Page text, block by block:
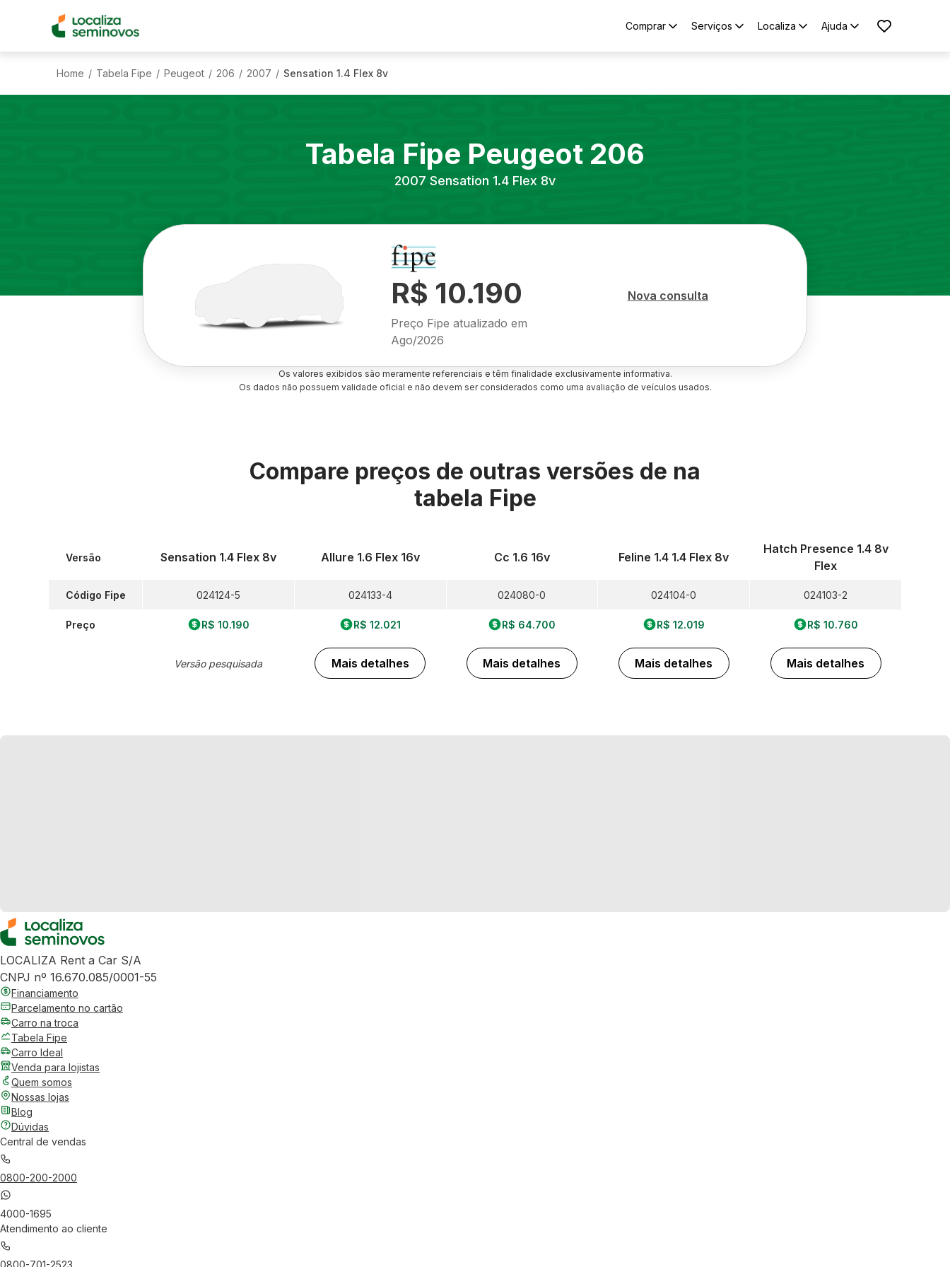
Comprar Serviços Localiza Ajuda
Home / Tabela Fipe / Peugeot / 206 / 2007 / Sensation 1.4 Flex 8v
Tabela Fipe Peugeot 206
2007 Sensation 1.4 Flex 8v
R$ 10.190
Preço Fipe atualizado em
Ago/2026
Nova consulta
Os valores exibidos são meramente referenciais e têm finalidade exclusivamente informativa.
Os dados não possuem validade oficial e não devem ser considerados como uma avaliação de veículos usados.
Compare preços de outras versões de na
tabela Fipe
Versão
Código Fipe
Preço
Sensation 1.4 Flex 8v
024124-5
R$ 10.190
Versão pesquisada
Allure 1.6 Flex 16v
024133-4
R$ 12.021
Mais detalhes
Cc 1.6 16v
024080-0
R$ 64.700
Mais detalhes
Feline 1.4 1.4 Flex 8v
024104-0
R$ 12.019
Mais detalhes
Hatch Presence 1.4 8v
Flex
024103-2
R$ 10.760
Mais detalhes
LOCALIZA Rent a Car S/A
CNPJ nº 16.670.085/0001-55
Financiamento
Parcelamento no cartão
Carro na troca
Tabela Fipe
Carro Ideal
Venda para lojistas
Quem somos
Nossas lojas
Blog
Dúvidas
Central de vendas
0800-200-2000
4000-1695
Atendimento ao cliente
0800-701-2523